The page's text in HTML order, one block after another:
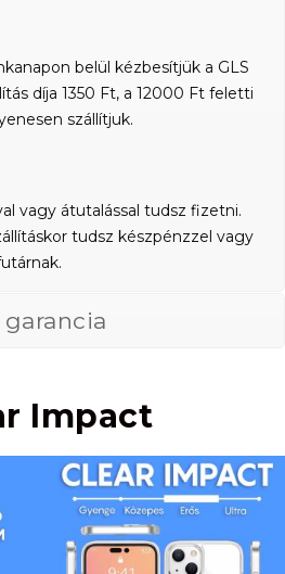
belül kézbesítjük a GLS
díja 1350 Ft, a 12000 Ft feletti
szállítjuk.
vagy átutalással tudsz fizetni.
tudsz készpénzzel vagy
Impact